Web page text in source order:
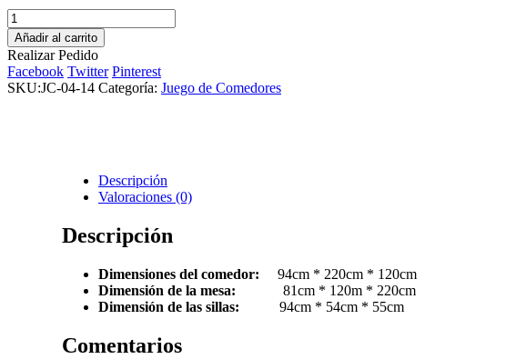
Juego
de
comedor
Bali
Curva
Roja
Añadir al carrito
Realizar Pedido
Facebook Twitter Pinterest
SKU:JC-04-14 Categoría: Juego de Comedores
Descripción
Valoraciones (0)
Descripción
Dimensiones del comedor:
94cm * 220cm * 120cm
Dimensión de la mesa: 81cm * 120m * 220cm
Dimensión de las sillas: 94cm * 54cm * 55cm
Comentarios